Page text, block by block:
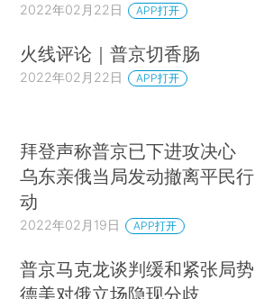
2022年02月22日 APP打开
火线评论｜普京切香肠
2022年02月22日 APP打开
拜登声称普京已下进攻决心
乌东亲俄当局发动撤离平民行
动
2022年02月19日 APP打开
普京马克龙谈判缓和紧张局势
德美对俄立场隐现分歧